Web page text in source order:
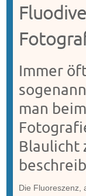
Immer
man
Blaulicht
Die Fluoreszenz,